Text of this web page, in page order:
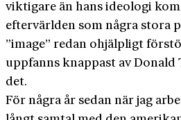
viktigare än hans ideologi
eftervärlden som några stora
”image” redan ohjälpligt
uppfanns knappast av
det.
För några år sedan när jag